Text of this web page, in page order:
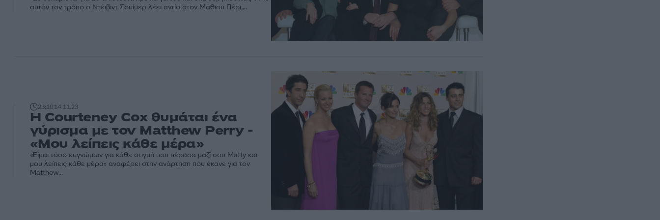
αυτόν τον τρόπο ο Ντέιβιντ Σουίμερ λέει αντίο στον Μάθιου Πέρι,...
23:1014.11.23
Η Courteney Cox θυμάται ένα
γύρισμα με τον Matthew Perry -
«Μου λείπεις κάθε μέρα»
«Είμαι τόσο ευγνώμων για κάθε στιγμή που πέρασα μαζί σου Matty και
μου λείπεις κάθε μέρα» αναφέρει στην ανάρτηση που έκανε για τον
Matthew...